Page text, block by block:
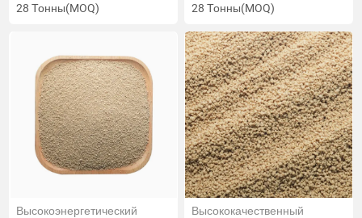
28 Тонны(MOQ) 28 Тонны(MOQ)
Высокоэнергетический
Высококачественный